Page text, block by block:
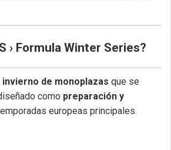
› Formula Winter Series?
de monoplazas que se
como preparación y
europeas principales.